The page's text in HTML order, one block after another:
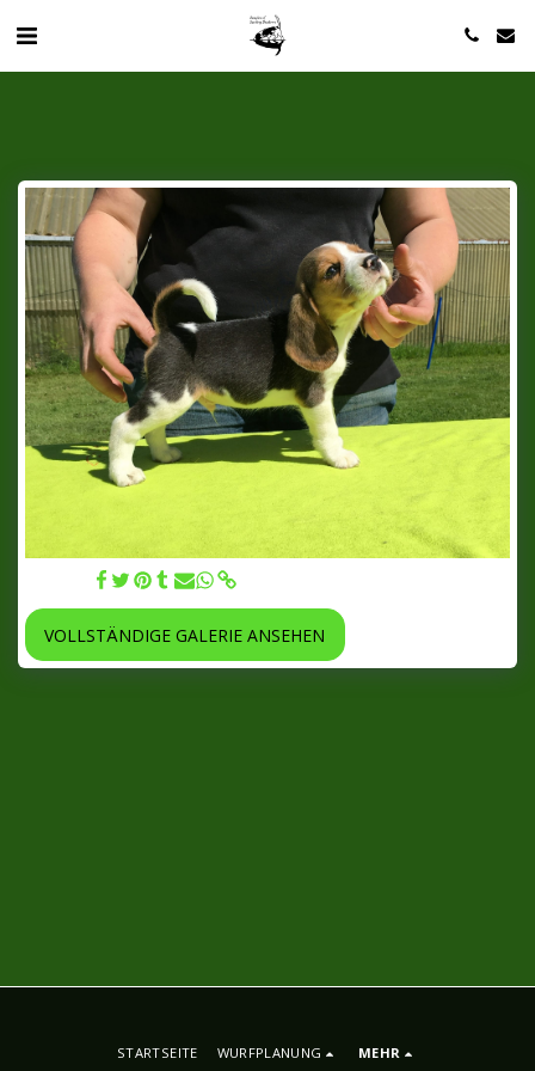
VOLLSTÄNDIGE GALERIE ANSEHEN
STARTSEITE WURFPLANUNG MEHR